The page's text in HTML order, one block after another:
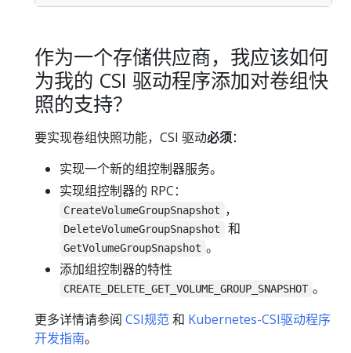
作为一个存储供应商，我应该如何
为我的 CSI 驱动程序添加对卷组快
照的支持？
要实现卷组快照功能，CSI 驱动必须：
实现一个新的组控制器服务。
实现组控制器的 RPC：
CreateVolumeGroupSnapshot ，
DeleteVolumeGroupSnapshot 和
GetVolumeGroupSnapshot 。
添加组控制器的特性
CREATE_DELETE_GET_VOLUME_GROUP_SNAPSHOT 。
更多详情请参阅 CSI规范和 Kubernetes-CSI驱动程序
开发指南。